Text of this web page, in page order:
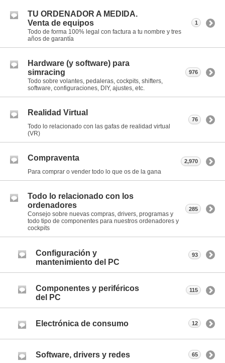
TU ORDENADOR A MEDIDA.
Venta de equipos
Todo de forma 100% legal con factura a tu nombre y tres
años de garantía
1
Hardware (y software) para
simracing
Todo sobre volantes, pedaleras, cockpits, shifters,
software, configuraciones, DIY, ajustes, etc.
976
Realidad Virtual
Todo lo relacionado con las gafas de realidad virtual
(VR)
76
Compraventa
Para comprar o vender todo lo que os de la gana
2,970
Todo lo relacionado con los
ordenadores
Consejo sobre nuevas compras, drivers, programas y
todo tipo de componentes para nuestros ordenadores y
cockpits
285
Configuración y
mantenimiento del PC
93
Componentes y periféricos
del PC
115
Electrónica de consumo 12
Software, drivers y redes 65